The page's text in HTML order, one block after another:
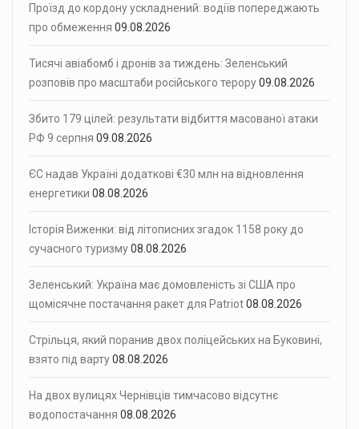
Проїзд до кордону ускладнений: водіїв попереджають
про обмеження 09.08.2026
Тисячі авіабомб і дронів за тиждень: Зеленський
розповів про масштаби російського терору09.08.2026
Збито 179 цілей: результати відбиття масованої атаки
РФ 9 серпня 09.08.2026
ЄС надав Україні додаткові €30 млн на відновлення
енергетики 08.08.2026
Історія Виженки: від літописних згадок 1158 року до
сучасного туризму08.08.2026
Зеленський: Україна має домовленість зі США про
щомісячне постачання ракет для Patriot08.08.2026
Стрільця, який поранив двох поліцейських на Буковині,
взято під варту08.08.2026
На двох вулицях Чернівців тимчасово відсутнє
водопостачання 08.08.2026